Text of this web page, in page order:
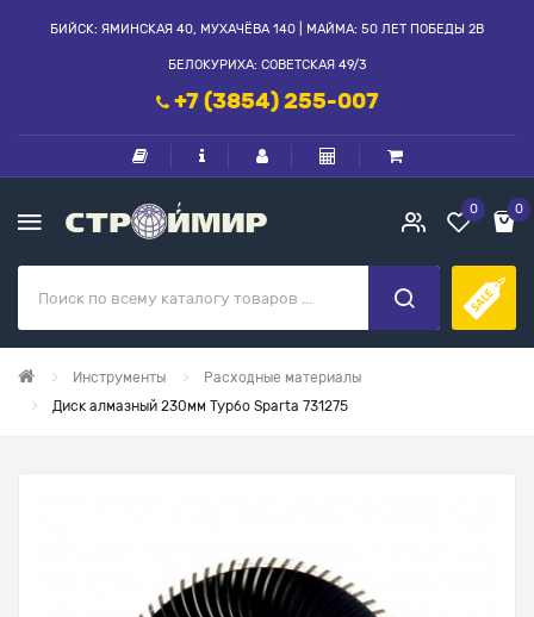
БИЙСК: ЯМИНСКАЯ 40, МУХАЧЁВА 140 | МАЙМА: 50 ЛЕТ ПОБЕДЫ 2В
БЕЛОКУРИХА: СОВЕТСКАЯ 49/3
+7 (3854) 255-007
0 0
Инструменты
Расходные материалы
Диск алмазный 230мм Турбо Sparta 731275